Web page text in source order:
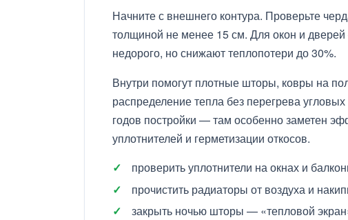
Начните с внешнего контура. Проверьте
толщиной не менее 15 см. Для окон и
недорого, но снижают теплопотери до 30%.
Внутри помогут плотные шторы, ковры на
распределение тепла без перегрева
годов постройки — там особенно заметен
уплотнителей и герметизации откосов.
проверить уплотнители на окнах и
прочистить радиаторы от воздуха и
закрыть ночью шторы — «тепловой